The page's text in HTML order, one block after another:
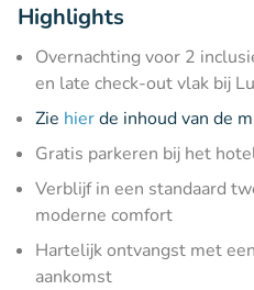
Highlights
Overnachting voor 2
en late check-out vlak bij
Zie hierde inhoud van de
Gratis parkeren bij het
Verblijf in een standaard
moderne comfort
Hartelijk ontvangst met
aankomst